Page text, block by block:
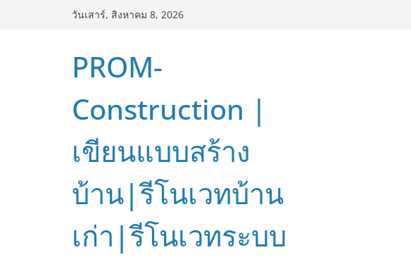
วันเสาร์, สิงหาคม 8, 2026
PROM-
Construction |
เขียนแบบสร้าง
บ้าน|รีโนเวทบ้าน
เก่า|รีโนเวทระบบ